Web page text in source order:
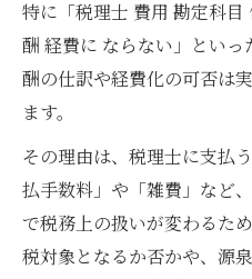
税理士報酬の源泉
務所活用
会計事務所が助言
個人事業主が会計
訳のコツ
会計事務所と連携
術
特に「税理士 費用 勘定科
酬 経費に ならない」とい
酬の仕訳や経費化の可否は
ます。
その理由は、税理士に支払
払手数料」や「雑費」など
で税務上の扱いが変わるた
税対象となるか否かや、源